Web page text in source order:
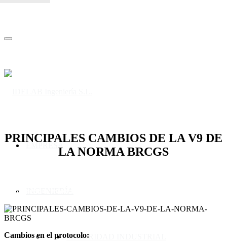
SEGURIDAD INDUSTRIAL
PRINCIPALES CAMBIOS DE LA V9 DE
LA NORMA BRCGS
empezarán a realizar a partir del día 1 de febrero de 2023.
Cambios en el protocolo: